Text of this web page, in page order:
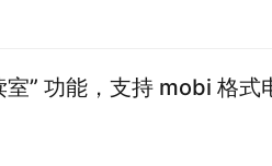
室” 功能，支持 mobi 格式